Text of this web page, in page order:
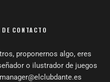
CONTACTO
proponernos algo, eres
o ilustrador de juegos